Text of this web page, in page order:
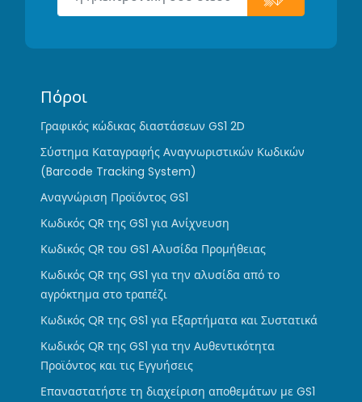
Πόροι
Γραφικός κώδικας διαστάσεων GS1 2D
Σύστημα Καταγραφής Αναγνωριστικών Κωδικών
(Barcode Tracking System)
Αναγνώριση Προϊόντος GS1
Κωδικός QR της GS1 για Ανίχνευση
Κωδικός QR του GS1 Αλυσίδα Προμήθειας
Κωδικός QR της GS1 για την αλυσίδα από το
αγρόκτημα στο τραπέζι
Κωδικός QR της GS1 για Εξαρτήματα και Συστατικά
Κωδικός QR της GS1 για την Αυθεντικότητα
Προϊόντος και τις Εγγυήσεις
Επαναστατήστε τη διαχείριση αποθεμάτων με GS1